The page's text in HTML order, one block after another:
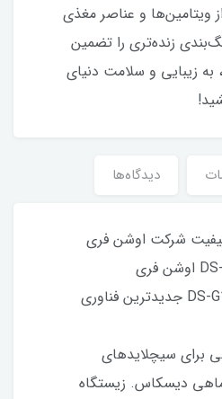
و عناصر مغذی
زنده‌تری را تضمین
می‌کند. با انتخاب DS-G1، به زیبایی و سلامت دنیای
دیدگاه‌ها
شرکت اوشن فری
پلت ماهی دیسکاس DS-G1 جدیدترین فناوری
برای سیچلایدهای
ماهی دیسکاس. زیستگاه